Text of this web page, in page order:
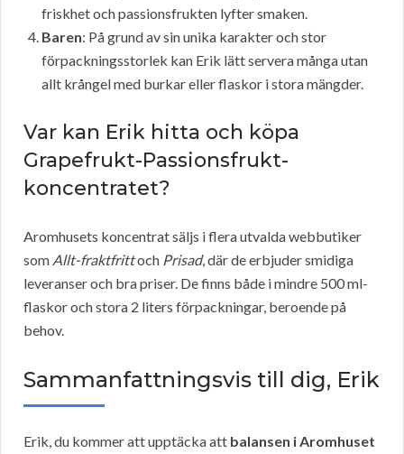
friskhet och passionsfrukten lyfter smaken.
Baren: På grund av sin unika karakter och stor
förpackningsstorlek kan Erik lätt servera många utan
allt krångel med burkar eller flaskor i stora mängder.
Var kan Erik hitta och köpa
Grapefrukt-Passionsfrukt-
koncentratet?
Aromhusets koncentrat säljs i flera utvalda webbutiker
som Allt-fraktfrittoch Prisad, där de erbjuder smidiga
leveranser och bra priser. De finns både i mindre 500 ml-
flaskor och stora 2 liters förpackningar, beroende på
behov.
Sammanfattningsvis till dig, Erik
Erik, du kommer att upptäcka att balansen i Aromhuset